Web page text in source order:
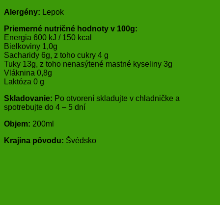
Alergény: Lepok
Priemerné nutričné hodnoty v 100g:
Energia 600 kJ / 150 kcal
Bielkoviny 1,0g
Sacharidy 6g, z toho cukry 4 g
Tuky 13g, z toho nenasýtené mastné kyseliny 3g
Vláknina 0,8g
Laktóza 0 g
Skladovanie: Po otvorení skladujte v chladničke a
spotrebujte do 4 – 5 dní
Objem: 200ml
Krajina pôvodu: Švédsko